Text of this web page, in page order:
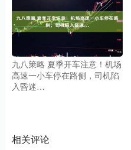
九八策略 夏季开车注意！机场
高速一小车停在路侧，司机陷
入昏迷…
相关评论